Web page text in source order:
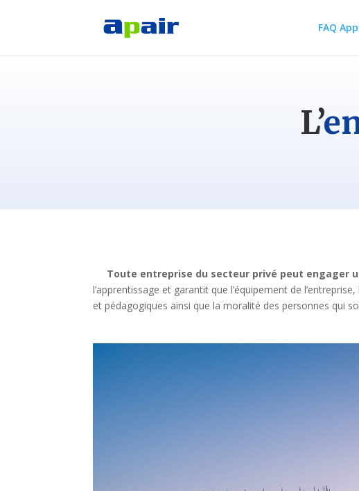
FAQ
L’
Toute entreprise du secteur privé peut engager
l’apprentissage et garantit que l’équipement de
et pédagogiques ainsi que la moralité des personnes qui